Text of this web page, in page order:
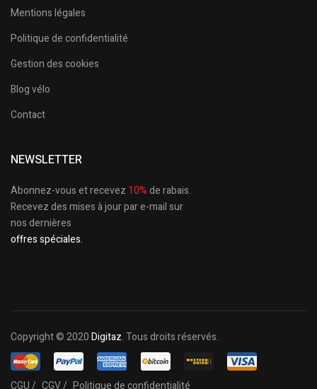
Mentions légales
Politique de confidentialité
Gestion des cookies
Blog vélo
Contact
NEWSLETTER
Abonnez-vous et recevez 10%de rabais.
Recevez des mises à jour par e-mail sur
nos dernières
offres spéciales.
Copyright © 2020Digitaz. Tous droits réservés.
CGU / CGV / Politique de confidentialité